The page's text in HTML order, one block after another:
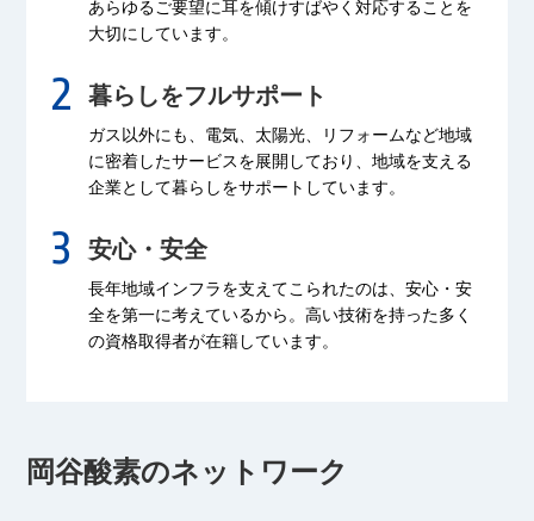
あらゆるご要望に耳を傾けすばやく対応することを
大切にしています。
暮らしをフルサポート
ガス以外にも、電気、太陽光、リフォームなど地域
に密着したサービスを展開しており、地域を支える
企業として暮らしをサポートしています。
安心・安全
長年地域インフラを支えてこられたのは、安心・安
全を第一に考えているから。高い技術を持った多く
の資格取得者が在籍しています。
岡谷酸素のネットワーク